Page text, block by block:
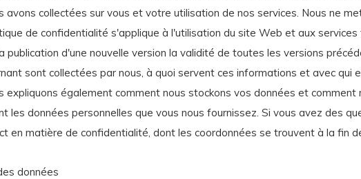
avons collectées sur vous et votre utilisation de nos services. Nous ne
de confidentialité s'applique à l'utilisation du site Web et aux
publication d'une nouvelle version la validité de toutes les versions
sont collectées par nous, à quoi servent ces informations et avec
expliquons également comment nous stockons vos données et
les données personnelles que vous nous fournissez. Si vous avez des
en matière de confidentialité, dont les coordonnées se trouvent à la fin
données